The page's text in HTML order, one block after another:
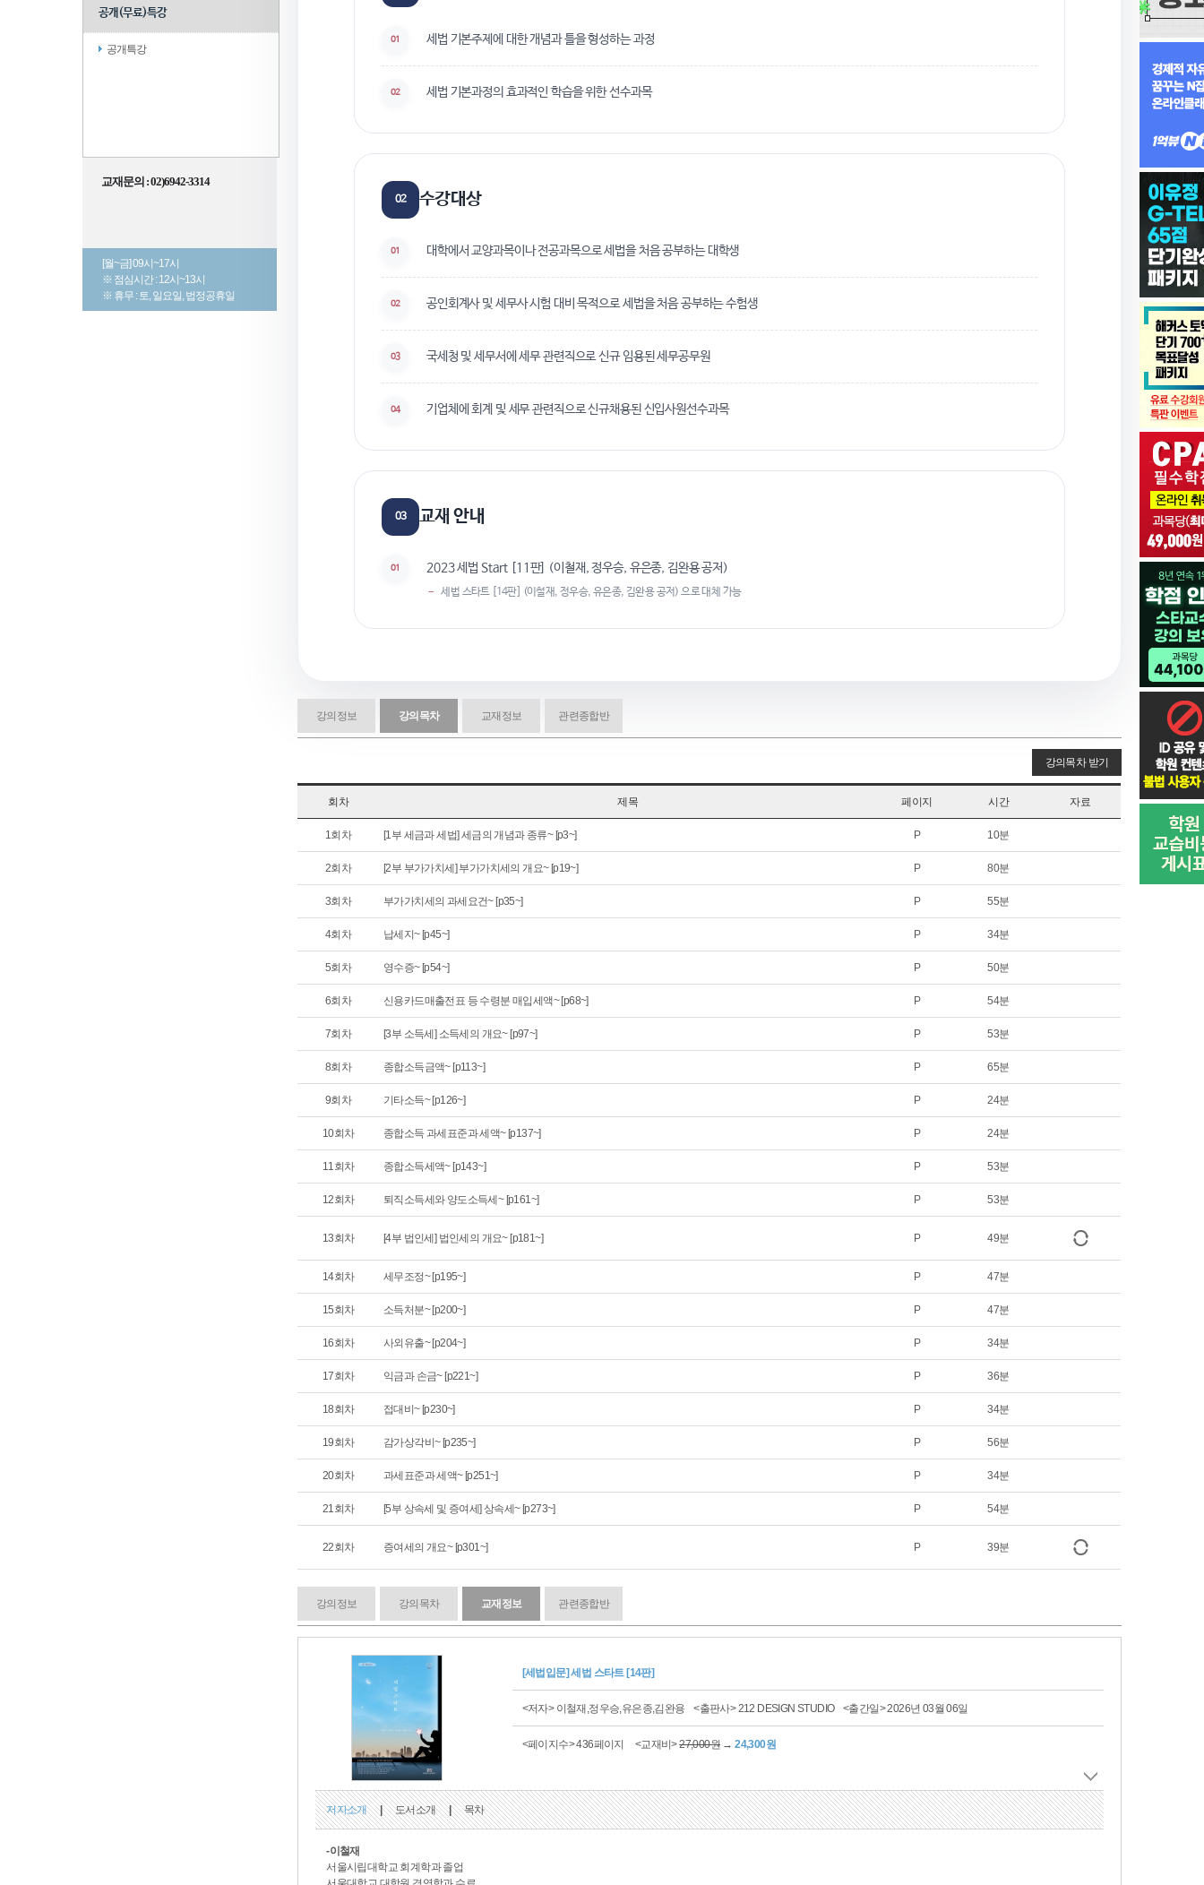
공개(무료)특강
공개특강
교재문의 : 02)6942-3314
[월~금] 09시~17시
※ 점심시간 : 12시~13시
※ 휴무 : 토, 일요일, 법정공휴일
01 세법 기본주제에 대한 개념과 틀을 형성하는 과정
02 세법 기본과정의 효과적인 학습을 위한 선수과목
02 수강대상
01 대학에서 교양과목이나 전공과목으로 세법을 처음 공부하는 대학생
02 공인회계사 및 세무사 시험 대비 목적으로 세법을 처음 공부하는 수험생
03 국세청 및 세무서에 세무 관련직으로 신규 임용된 세무공무원
04 기업체에 회계 및 세무 관련직으로 신규채용된 신입사원선수과목
03 교재 안내
01 2023 세법 Start [11판] (이철재, 정우승, 유은종, 김완용 공저)
세법 스타트 [14판] (이철재, 정우승, 유은종, 김완용 공저) 으로 대체 가능
강의정보 강의목차 교재정보 관련종합반
강의목차 받기
회차 제목 페이지 시간 자료
1회차 [1부 세금과 세법] 세금의 개념과 종류~ [p3~] P 10분
2회차 [2부 부가가치세] 부가가치세의 개요~ [p19~] P 80분
3회차 부가가치세의 과세요건~ [p35~] P 55분
4회차 납세지~ [p45~] P 34분
5회차 영수증~ [p54~] P 50분
6회차 신용카드매출전표 등 수령분 매입세액~ [p68~] P 54분
7회차 [3부 소득세] 소득세의 개요~ [p97~] P 53분
8회차 종합소득금액~ [p113~] P 65분
9회차 기타소득~ [p126~] P 24분
10회차 종합소득 과세표준과 세액~ [p137~] P 24분
11회차 종합소득세액~ [p143~] P 53분
12회차 퇴직소득세와 양도소득세~ [p161~] P 53분
13회차 [4부 법인세] 법인세의 개요~ [p181~] P 49분
14회차 세무조정~ [p195~] P 47분
15회차 소득처분~ [p200~] P 47분
16회차 사외유출~ [p204~] P 34분
17회차 익금과 손금~ [p221~] P 36분
18회차 접대비~ [p230~] P 34분
19회차 감가상각비~ [p235~] P 56분
20회차 과세표준과 세액~ [p251~] P 34분
21회차 [5부 상속세 및 증여세] 상속세~ [p273~] P 54분
22회차 증여세의 개요~ [p301~] P 39분
강의정보 강의목차 교재정보 관련종합반
[세법입문] 세법 스타트 [14판]
<저자> 이철재,정우승,유은종,김완용<출판사> 212 DESIGN STUDIO<출간일> 2026년 03월 06일
<페이지수> 436페이지 <교재비>27,000원 →24,300원
저자소개 | 도서소개 | 목차
-이철재
서울시립대학교 회계학과 졸업